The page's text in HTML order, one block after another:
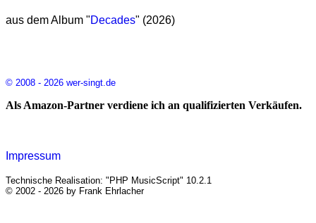
aus dem Album "Decades" (2026)
© 2008 - 2026 wer-singt.de
Als Amazon-Partner verdiene ich an qualifizierten Verkäufen.
Impressum
Technische Realisation: "PHP MusicScript" 10.2.1
© 2002 - 2026 by Frank Ehrlacher